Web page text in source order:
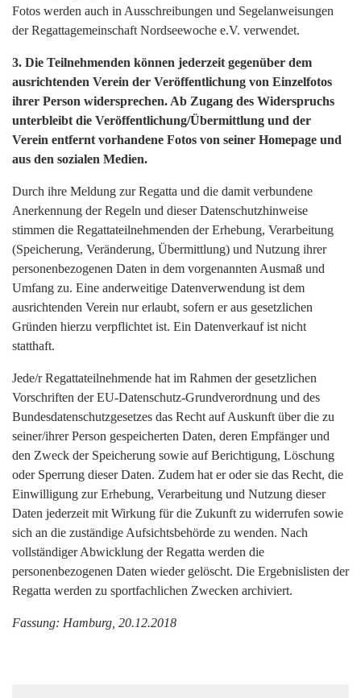
Fotos werden auch in Ausschreibungen und Segelanweisungen
der Regattagemeinschaft Nordseewoche e.V. verwendet.
3. Die Teilnehmenden können jederzeit gegenüber dem
ausrichtenden Verein der Veröffentlichung von Einzelfotos
ihrer Person widersprechen. Ab Zugang des Widerspruchs
unterbleibt die Veröffentlichung/Übermittlung und der
Verein entfernt vorhandene Fotos von seiner Homepage und
aus den sozialen Medien.
Durch ihre Meldung zur Regatta und die damit verbundene
Anerkennung der Regeln und dieser Datenschutzhinweise
stimmen die Regattateilnehmenden der Erhebung, Verarbeitung
(Speicherung, Veränderung, Übermittlung) und Nutzung ihrer
personenbezogenen Daten in dem vorgenannten Ausmaß und
Umfang zu. Eine anderweitige Datenverwendung ist dem
ausrichtenden Verein nur erlaubt, sofern er aus gesetzlichen
Gründen hierzu verpflichtet ist. Ein Datenverkauf ist nicht
statthaft.
Jede/r Regattateilnehmende hat im Rahmen der gesetzlichen
Vorschriften der EU-Datenschutz-Grundverordnung und des
Bundesdatenschutzgesetzes das Recht auf Auskunft über die zu
seiner/ihrer Person gespeicherten Daten, deren Empfänger und
den Zweck der Speicherung sowie auf Berichtigung, Löschung
oder Sperrung dieser Daten. Zudem hat er oder sie das Recht, die
Einwilligung zur Erhebung, Verarbeitung und Nutzung dieser
Daten jederzeit mit Wirkung für die Zukunft zu widerrufen sowie
sich an die zuständige Aufsichtsbehörde zu wenden. Nach
vollständiger Abwicklung der Regatta werden die
personenbezogenen Daten wieder gelöscht. Die Ergebnislisten der
Regatta werden zu sportfachlichen Zwecken archiviert.
Fassung: Hamburg, 20.12.2018